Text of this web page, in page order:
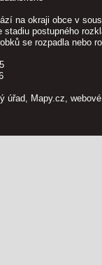
na okraji obce v
postupného
se rozpadla nebo
úřad, Mapy.cz,